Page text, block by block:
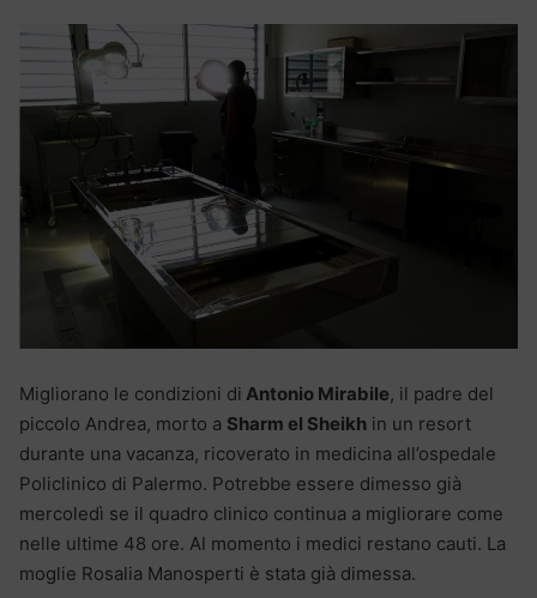
Migliorano le condizioni di Antonio Mirabile, il padre del
piccolo Andrea, morto a Sharm el Sheikh in un resort
durante una vacanza, ricoverato in medicina all’ospedale
Policlinico di Palermo. Potrebbe essere dimesso già
mercoledì se il quadro clinico continua a migliorare come
nelle ultime 48 ore. Al momento i medici restano cauti. La
moglie Rosalia Manosperti è stata già dimessa.